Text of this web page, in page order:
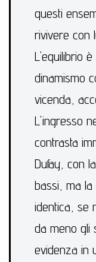
questi
rivivere con
L'equilibrio
dinamismo
vicenda,
L'ingresso
contrasta
Dufay, con
bassi, ma la
identica, se
da meno gli
evidenza in